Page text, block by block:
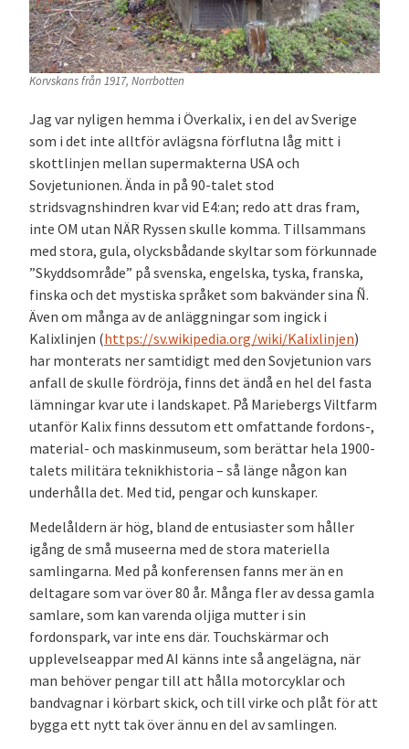
Korvskans från 1917, Norrbotten
Jag var nyligen hemma i Överkalix, i en del av Sverige
som i det inte alltför avlägsna förflutna låg mitt i
skottlinjen mellan supermakterna USA och
Sovjetunionen. Ända in på 90-talet stod
stridsvagnshindren kvar vid E4:an; redo att dras fram,
inte OM utan NÄR Ryssen skulle komma. Tillsammans
med stora, gula, olycksbådande skyltar som förkunnade
”Skyddsområde” på svenska, engelska, tyska, franska,
finska och det mystiska språket som bakvänder sina Ñ.
Även om många av de anläggningar som ingick i
Kalixlinjen (https://sv.wikipedia.org/wiki/Kalixlinjen)
har monterats ner samtidigt med den Sovjetunion vars
anfall de skulle fördröja, finns det ändå en hel del fasta
lämningar kvar ute i landskapet. På Mariebergs Viltfarm
utanför Kalix finns dessutom ett omfattande fordons-,
material- och maskinmuseum, som berättar hela 1900-
talets militära teknikhistoria – så länge någon kan
underhålla det. Med tid, pengar och kunskaper.
Medelåldern är hög, bland de entusiaster som håller
igång de små museerna med de stora materiella
samlingarna. Med på konferensen fanns mer än en
deltagare som var över 80 år. Många fler av dessa gamla
samlare, som kan varenda oljiga mutter i sin
fordonspark, var inte ens där. Touchskärmar och
upplevelseappar med AI känns inte så angelägna, när
man behöver pengar till att hålla motorcyklar och
bandvagnar i körbart skick, och till virke och plåt för att
bygga ett nytt tak över ännu en del av samlingen.